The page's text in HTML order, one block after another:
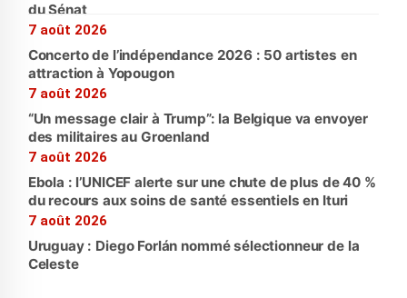
du Sénat
7 août 2026
Concerto de l’indépendance 2026 : 50 artistes en
attraction à Yopougon
7 août 2026
“Un message clair à Trump”: la Belgique va envoyer
des militaires au Groenland
7 août 2026
Ebola : l’UNICEF alerte sur une chute de plus de 40 %
du recours aux soins de santé essentiels en Ituri
7 août 2026
Uruguay : Diego Forlán nommé sélectionneur de la
Celeste